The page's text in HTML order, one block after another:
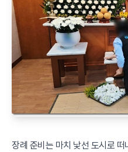
장례 준비는 마치 낯선 도시로